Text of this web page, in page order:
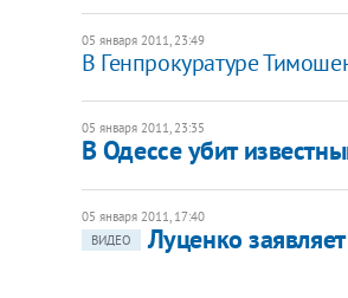
05 января 2011, 23:49
В Генпрокуратуре
05 января 2011, 23:35
В Одессе убит
05 января 2011, 17:40
ВИДЕО
Луценко